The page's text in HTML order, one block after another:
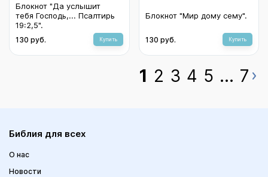
Блокнот "Да услышит
тебя Господь,... Псалтирь
19:2,5".
130 руб. Купить
Блокнот "Мир дому сему".
130 руб. Купить
1 2 3 4 5 ... 7
Библия для всех
О нас
Новости